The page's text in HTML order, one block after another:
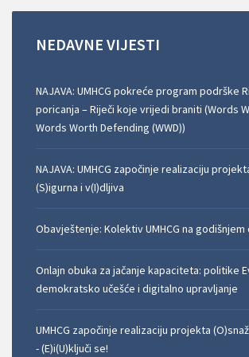
NEDAVNE VIJESTI
NAJAVA: UMHCG pokreće program podrške
poricanja – Riječi koje vrijedi braniti (Words
Words Worth Defending (WWD))
NAJAVA: UMHCG započinje realizaciju
(S)igurna i v(I)dljiva
Obavještenje: Kolektiv UMHCG na godišnjem
Onlajn obuka za jačanje kapaciteta: politike
demokratsko učešće i digitalno upravljanje
UMHCG započinje realizaciju projekta
- (E)i(U)ključi se!